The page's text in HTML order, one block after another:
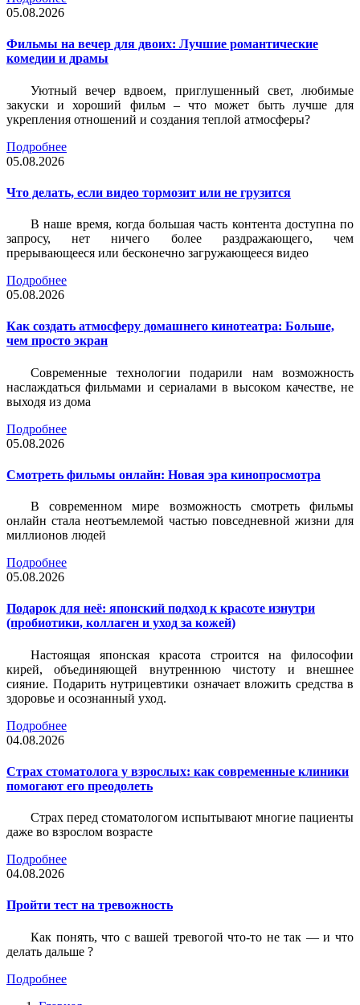
05.08.2026
Фильмы на вечер для двоих: Лучшие романтические
комедии и драмы
Уютный вечер вдвоем, приглушенный свет, любимые
закуски и хороший фильм – что может быть лучше для
укрепления отношений и создания теплой атмосферы?
Подробнее
05.08.2026
Что делать, если видео тормозит или не грузится
В наше время, когда большая часть контента доступна по
запросу, нет ничего более раздражающего, чем
прерывающееся или бесконечно загружающееся видео
Подробнее
05.08.2026
Как создать атмосферу домашнего кинотеатра: Больше,
чем просто экран
Современные технологии подарили нам возможность
наслаждаться фильмами и сериалами в высоком качестве, не
выходя из дома
Подробнее
05.08.2026
Смотреть фильмы онлайн: Новая эра кинопросмотра
В современном мире возможность смотреть фильмы
онлайн стала неотъемлемой частью повседневной жизни для
миллионов людей
Подробнее
05.08.2026
Подарок для неё: японский подход к красоте изнутри
(пробиотики, коллаген и уход за кожей)
Настоящая японская красота строится на философии
кирей, объединяющей внутреннюю чистоту и внешнее
сияние. Подарить нутрицевтики означает вложить средства в
здоровье и осознанный уход.
Подробнее
04.08.2026
Страх стоматолога у взрослых: как современные клиники
помогают его преодолеть
Страх перед стоматологом испытывают многие пациенты
даже во взрослом возрасте
Подробнее
04.08.2026
Пройти тест на тревожность
Как понять, что с вашей тревогой что-то не так — и что
делать дальше ?
Подробнее